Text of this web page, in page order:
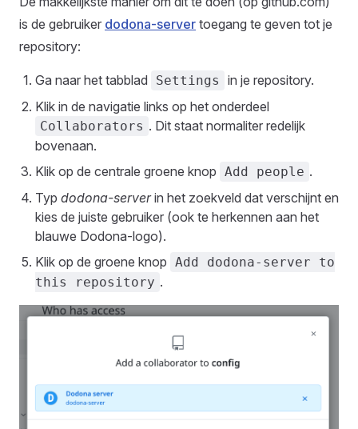
is de gebruiker dodona-server toegang te geven tot je
repository:
Ga naar het tabblad Settings
in je repository.
Klik in de navigatie links op het onderdeel
Collaborators . Dit staat normaliter redelijk
bovenaan.
Klik op de centrale groene knop Add people .
Typ dodona-serverin het zoekveld dat verschijnt en
kies de juiste gebruiker (ook te herkennen aan het
blauwe Dodona-logo).
Klik op de groene knop Add dodona-server to
this repository .